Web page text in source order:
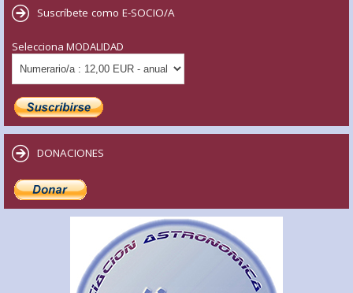
Suscríbete como E-SOCIO/A
Selecciona MODALIDAD
DONACIONES